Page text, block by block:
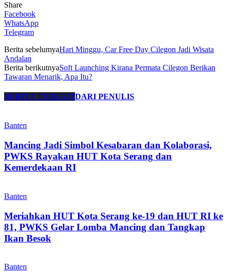
Share
Facebook
WhatsApp
Telegram
Berita sebelumyaHari Minggu, Car Free Day Cilegon Jadi Wisata
Andalan
Berita berikutnyaSoft Launching Kirana Permata Cilegon Berikan
Tawaran Menarik, Apa Itu?
BERITA TERKAITDARI PENULIS
Banten
Mancing Jadi Simbol Kesabaran dan Kolaborasi,
PWKS Rayakan HUT Kota Serang dan
Kemerdekaan RI
Banten
Meriahkan HUT Kota Serang ke-19 dan HUT RI ke
81, PWKS Gelar Lomba Mancing dan Tangkap
Ikan Besok
Banten